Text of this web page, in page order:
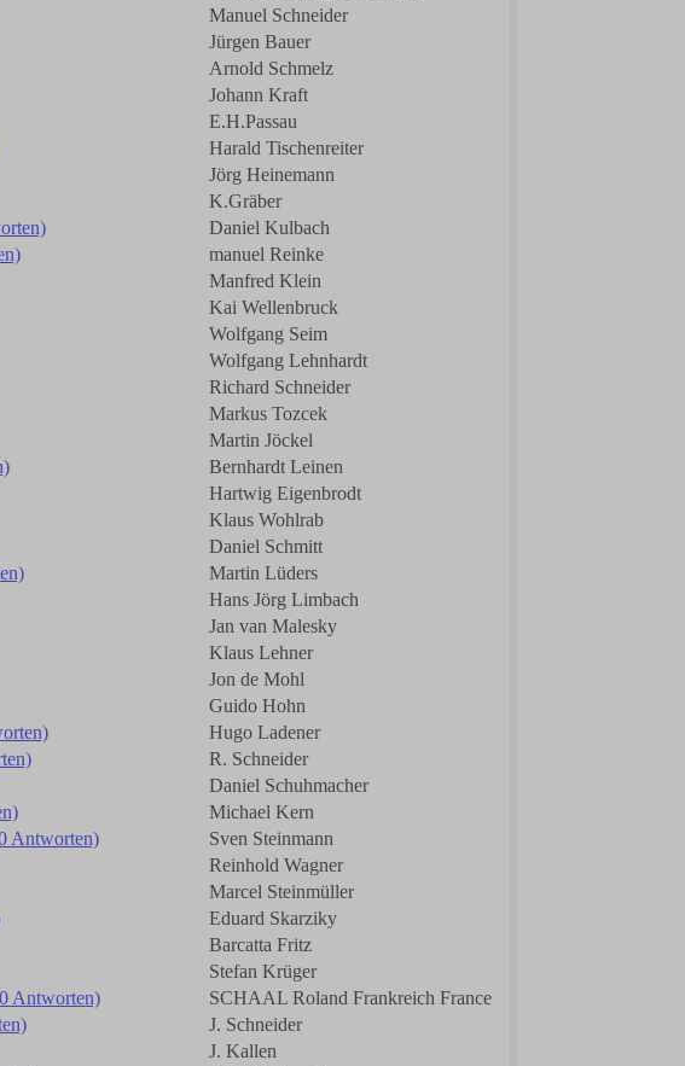
Manuel Schneider
Jürgen Bauer
Arnold Schmelz
Johann Kraft
E.H.Passau
Harald Tischenreiter
Jörg Heinemann
K.Gräber
Daniel Kulbach
manuel Reinke
Manfred Klein
Kai Wellenbruck
Wolfgang Seim
Wolfgang Lehnhardt
Richard Schneider
Markus Tozcek
Martin Jöckel
Bernhardt Leinen
Hartwig Eigenbrodt
Klaus Wohlrab
Daniel Schmitt
Martin Lüders
Hans Jörg Limbach
Jan van Malesky
Klaus Lehner
Jon de Mohl
Guido Hohn
Hugo Ladener
R. Schneider
Daniel Schuhmacher
Michael Kern
Antworten)
Sven Steinmann
Reinhold Wagner
Marcel Steinmüller
Eduard Skarziky
Barcatta Fritz
Stefan Krüger
Antworten)
SCHAAL Roland Frankreich France
J. Schneider
J. Kallen